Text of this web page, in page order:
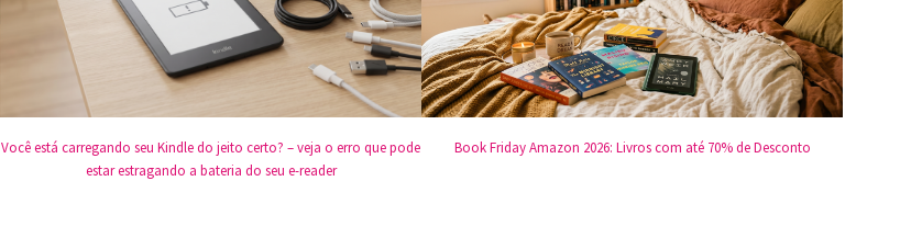
Você está carregando seu Kindle do jeito certo? – veja o erro que pode
estar estragando a bateria do seu e-reader
Book Friday Amazon 2026: Livros com até 70% de Desconto